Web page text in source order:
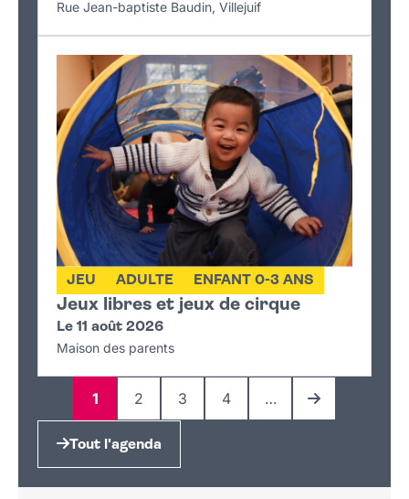
Rue Jean-baptiste Baudin, Villejuif
Jeux libres et jeux de cirque
JEU ADULTE ENFANT 0-3 ANS
Le 11 août 2026
Maison des parents
Page
1
Page
2
Page
3
Page
4 …
Page suivante
Tout l'agenda